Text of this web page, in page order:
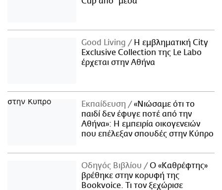
Good Living
Η εμβληματική City
Exclusive Collection της Le Labo
έρχεται στην Αθήνα
Εκπαίδευση
«Νιώσαμε ότι το
παιδί δεν έφυγε ποτέ από την
Αθήνα»: Η εμπειρία οικογενειών
που επέλεξαν σπουδές στην Κύπρο
Οδηγός Βιβλίου
Ο «Καθρέφτης»
βρέθηκε στην κορυφή της
Bookvoice. Τι τον ξεχώρισε